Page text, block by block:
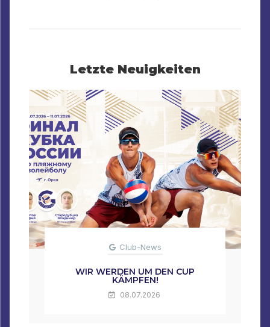
Letzte Neuigkeiten
Club-News
WIR WERDEN UM DEN CUP
KÄMPFEN!
08.07.2026